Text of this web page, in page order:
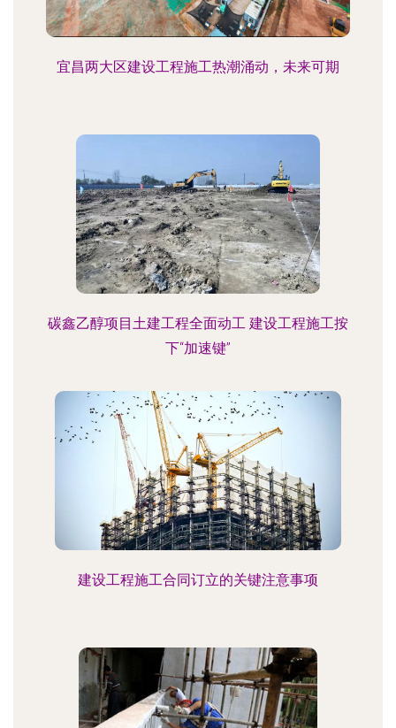
宜昌两大区建设工程施工热潮涌动，未来可期
碳鑫乙醇项目土建工程全面动工 建设工程施工按
下“加速键”
建设工程施工合同订立的关键注意事项